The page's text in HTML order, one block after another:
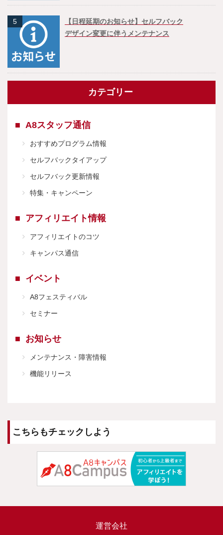
5
【日程延期のお知らせ】セルフバック
デザイン変更に伴うメンテナンス
カテゴリー
A8スタッフ通信
おすすめプログラム情報
セルフバックタイアップ
セルフバック更新情報
特集・キャンペーン
アフィリエイト情報
アフィリエイトのコツ
キャンパス通信
イベント
A8フェスティバル
セミナー
お知らせ
メンテナンス・障害情報
機能リリース
こちらもチェックしよう
運営会社